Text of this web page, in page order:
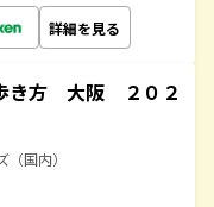
詳細を見る
き方 大阪 ２０２
国内）